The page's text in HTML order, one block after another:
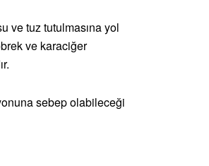
ve tuz tutulmasına yol
ve karaciğer
sebep olabileceği